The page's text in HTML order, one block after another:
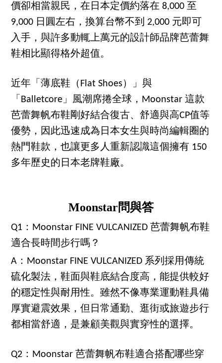
價卻相當親民，在日本定價約落在 8,000 至
9,000 日圓左右，換算台幣不到 2,000 元即可
入手，與許多動輒上萬元的設計師品牌芭蕾舞
鞋相比顯得格外超值。
近年「薄底鞋（Flat Shoes）」與
「Balletcore」風潮席捲全球，Moonstar 這款
芭蕾舞帆布鞋剛好結合復古、舒適與高CP值等
優勢，因此迅速成為日本女生與時尚編輯圈的
熱門鞋款，也讓更多人重新認識這個擁有 150
多年歷史的日本老牌鞋廠。
Moonstar問與答
Q1：Moonstar FINE VULCANIZED 芭蕾舞帆布鞋
適合長時間步行嗎？
A：Moonstar FINE VULCANIZED 系列採用傳統
硫化製法，鞋面與鞋底結合度高，能提供較好
的穩定性與耐用性。雖然不像專業運動鞋具備
厚實避震效果，但日常通勤、逛街或旅遊步行
都相當舒適，是兼顧美觀與實穿性的選擇。
Q2：Moonstar 芭蕾舞帆布鞋適合搭配哪些穿